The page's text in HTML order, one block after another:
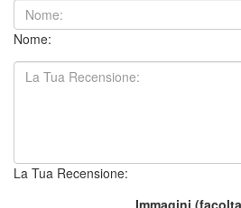
Nome:
La Tua Recensione:
Immagini